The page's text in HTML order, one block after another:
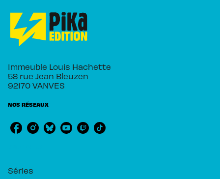
Immeuble Louis Hachette
58 rue Jean Bleuzen
92170 VANVES
NOS RÉSEAUX
Séries